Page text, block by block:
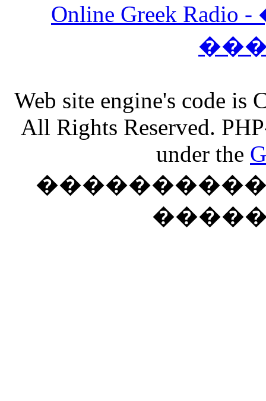
Online Greek
Web site engine's code
All Rights Reserved.
under the
����������